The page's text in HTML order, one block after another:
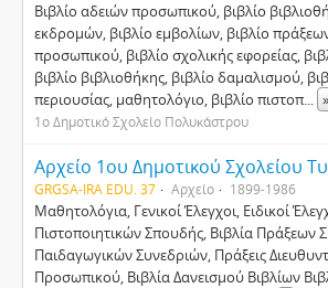
Βιβλίο αδειών προσωπικού, βιβλίο
εκδρομών, βιβλίο εμβολίων, βιβλίο
προσωπικού, βιβλίο σχολικής εφορείας,
βιβλίο βιβλιοθήκης, βιβλίο δαμαλισμού,
περιουσίας, μαθητολόγιο, βιβλίο πιστοπ... »
1ο Δημοτικό Σχολείο Πολυκάστρου
Αρχείο 1ου Δημοτικού Σχολείου
GRGSA-IRA EDU. 37 Αρχείο 1899-1986
Mαθητολόγια, Γενικοί Έλεγχοι, Eιδικοί
Πιστοποιητικών Σπουδής, Βιβλία Πράξεων
Παιδαγωγικών Συνεδριών, Πράξεις
Προσωπικού, Bιβλία Δανεισμού Bιβλίων